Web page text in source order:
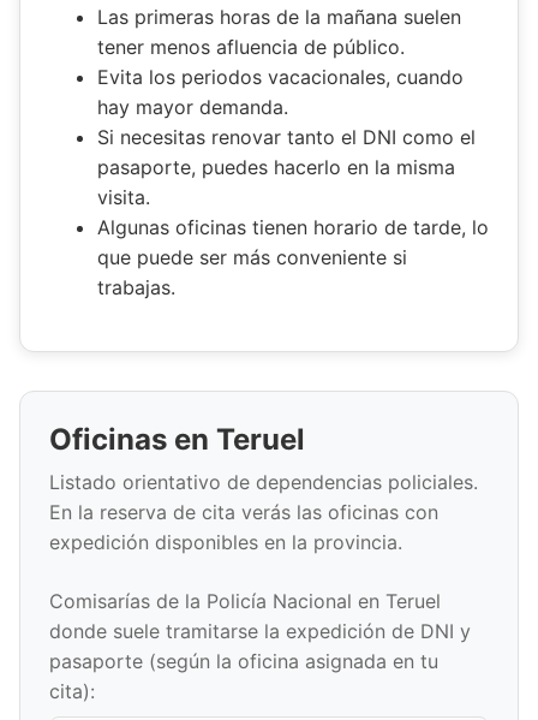
Las primeras horas de la mañana suelen
tener menos afluencia de público.
Evita los periodos vacacionales, cuando
hay mayor demanda.
Si necesitas renovar tanto el DNI como el
pasaporte, puedes hacerlo en la misma
visita.
Algunas oficinas tienen horario de tarde, lo
que puede ser más conveniente si
trabajas.
Oficinas en Teruel
Listado orientativo de dependencias policiales.
En la reserva de cita verás las oficinas con
expedición disponibles en la provincia.
Comisarías de la Policía Nacional en Teruel
donde suele tramitarse la expedición de DNI y
pasaporte (según la oficina asignada en tu
cita):